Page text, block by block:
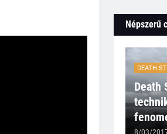
Népszerű
DEATH
Death
8/03/